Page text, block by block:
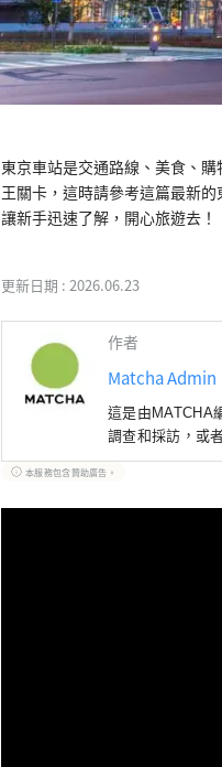
東京車站是交通路線、美食、
王關卡，這時請參考這篇最新
讓新手迅速了解，開心旅遊去！
更新日期 : 2026.06.23
作者
Matcha Admin
這是由MATCHA
調查和採訪，或
本服務包含贊助廣告。